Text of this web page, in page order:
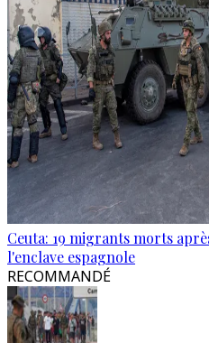
Ceuta: 19 migrants morts
l'enclave espagnole
RECOMMANDÉ